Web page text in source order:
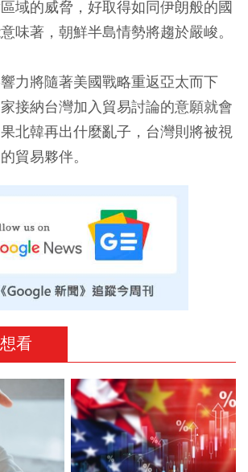
域的威脅，好取得如同伊朗般的國
味著，朝鮮半島情勢將趨於嚴峻。
力將隨著美國戰略重返亞太而下
接納台灣加入貿易討論的意願就會
北韓再出什麼亂子，台灣則將被視
貿易夥伴。
看